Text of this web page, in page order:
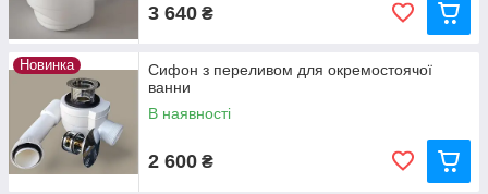
3 640 ₴
Новинка
Сифон з переливом для окремостоячої
ванни
В наявності
2 600 ₴